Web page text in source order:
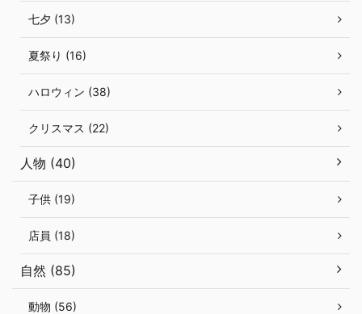
七夕 (13)
夏祭り (16)
ハロウィン (38)
クリスマス (22)
人物 (40)
子供 (19)
店員 (18)
自然 (85)
動物 (56)